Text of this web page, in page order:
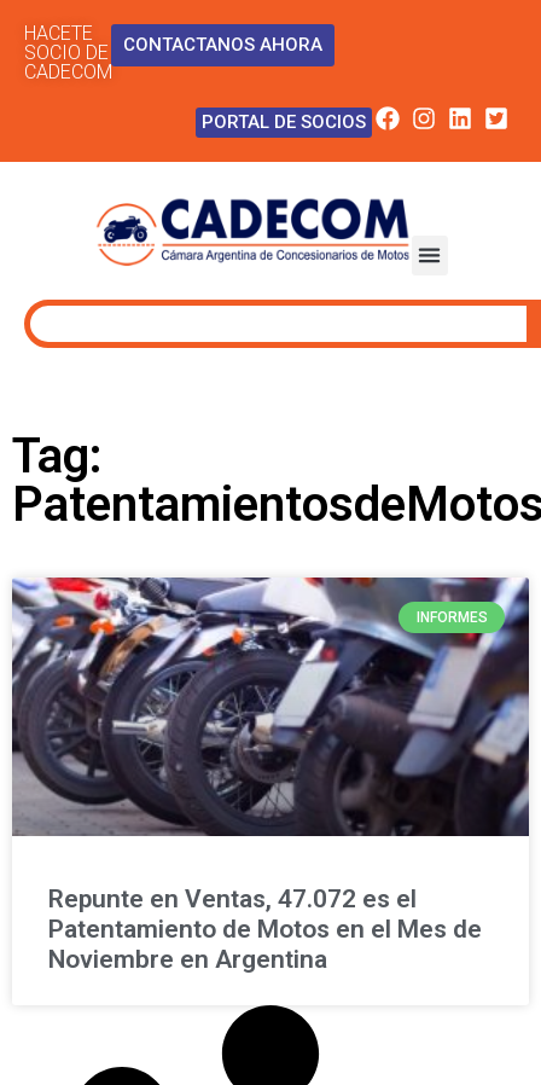
HACETE
SOCIO DE
CADECOM
CONTACTANOS AHORA
PORTAL DE SOCIOS
Tag:
INFORMES
Repunte en Ventas, 47.072 es el
Patentamiento de Motos en el Mes de
Noviembre en Argentina